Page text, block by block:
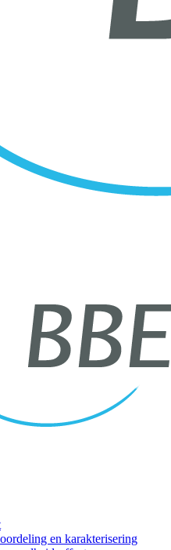
en karakterisering